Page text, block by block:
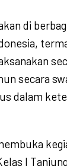
di
secara
dalam
I